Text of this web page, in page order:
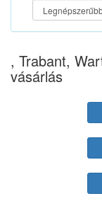
, Trabant,
vásárlás